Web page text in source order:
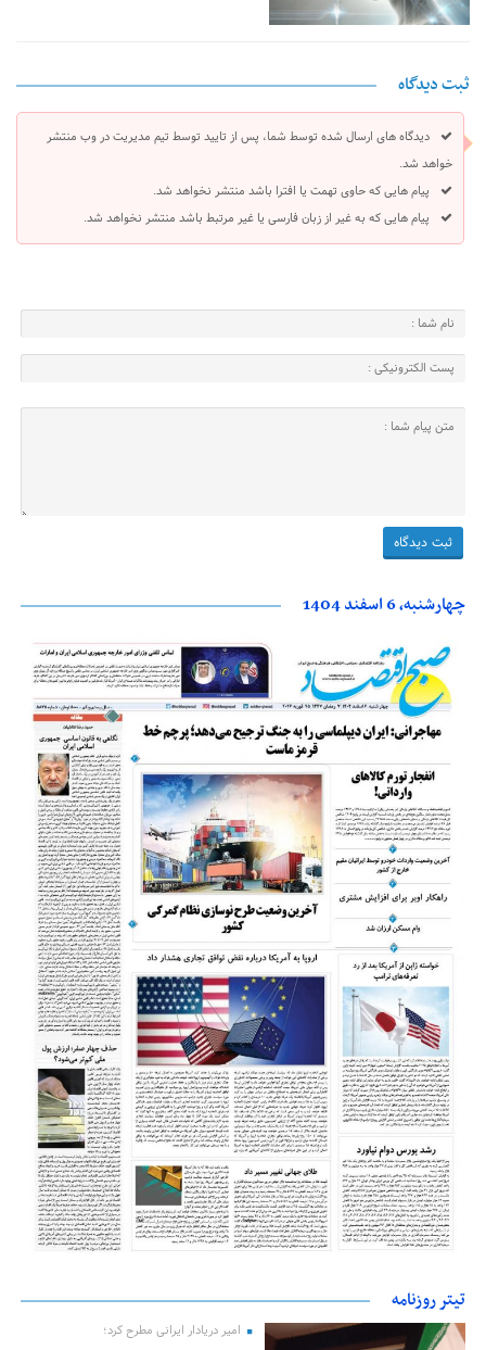
ثبت دیدگاه
دیدگاه های ارسال شده توسط شما، پس از تایید توسط تیم مدیریت در وب منتشر
خواهد شد.
پیام هایی که حاوی تهمت یا افترا باشد منتشر نخواهد شد.
پیام هایی که به غیر از زبان فارسی یا غیر مرتبط باشد منتشر نخواهد شد.
چهارشنبه، 6 اسفند 1404
تیتر روزنامه
امیر دریادار ایرانی مطرح کرد؛